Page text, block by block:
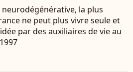
la plus
ne peut plus vivre seule et
par des auxiliaires de vie au